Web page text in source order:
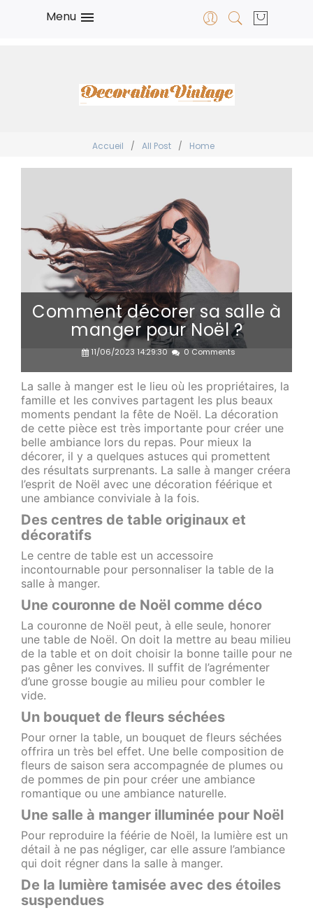
Menu 
Accueil / All Post / Home
Comment décorer sa salle à
manger pour Noël ?
11/06/2023 14:29:30 0 Comments
La salle à manger est le lieu où les propriétaires, la
famille et les convives partagent les plus beaux
moments pendant la fête de Noël. La décoration
de cette pièce est très importante pour créer une
belle ambiance lors du repas. Pour mieux la
décorer, il y a quelques astuces qui promettent
des résultats surprenants. La salle à manger créera
l’esprit de Noël avec une décoration féérique et
une ambiance conviviale à la fois.
Des centres de table originaux et
décoratifs
Le centre de table est un accessoire
incontournable pour personnaliser la table de la
salle à manger.
Une couronne de Noël comme déco
La couronne de Noël peut, à elle seule, honorer
une table de Noël. On doit la mettre au beau milieu
de la table et on doit choisir la bonne taille pour ne
pas gêner les convives. Il suffit de l’agrémenter
d’une grosse bougie au milieu pour combler le
vide.
Un bouquet de fleurs séchées
Pour orner la table, un bouquet de fleurs séchées
offrira un très bel effet. Une belle composition de
fleurs de saison sera accompagnée de plumes ou
de pommes de pin pour créer une ambiance
romantique ou une ambiance naturelle.
Une salle à manger illuminée pour Noël
Pour reproduire la féérie de Noël, la lumière est un
détail à ne pas négliger, car elle assure l’ambiance
qui doit régner dans la salle à manger.
De la lumière tamisée avec des étoiles
suspendues